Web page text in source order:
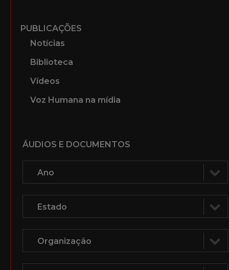
PUBLICAÇÕES
Notícias
Biblioteca
Vídeos
Voz Humana na mídia
ÁUDIOS E DOCUMENTOS